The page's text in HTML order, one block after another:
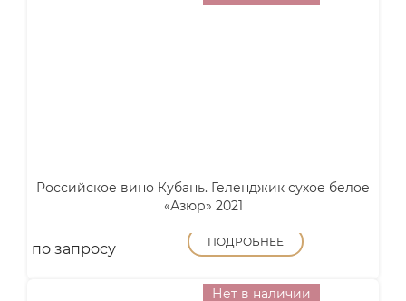
Российское вино Кубань. Геленджик сухое белое
«Азюр» 2021
по запросу ПОДРОБНЕЕ
Нет в наличии